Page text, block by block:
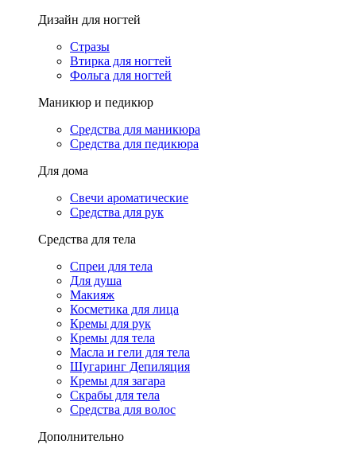
Дизайн для ногтей
Стразы
Втирка для ногтей
Фольга для ногтей
Маникюр и педикюр
Средства для маникюра
Средства для педикюра
Для дома
Свечи ароматические
Средства для рук
Средства для тела
Спреи для тела
Для душа
Макияж
Косметика для лица
Кремы для рук
Кремы для тела
Масла и гели для тела
Шугаринг Депиляция
Кремы для загара
Скрабы для тела
Средства для волос
Дополнительно